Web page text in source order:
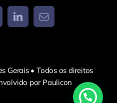
Gerais • Todos os direitos
por Paulicon